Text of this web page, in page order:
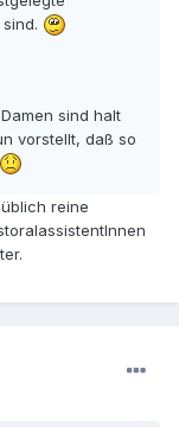
sind halt
vorstellt, daß so
reine